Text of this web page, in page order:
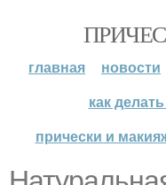
главная новости
как
прически и